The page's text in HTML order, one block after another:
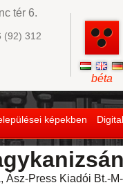
képekben
tér 6.
(92) 312
béta
Press Kiadói Bt.-